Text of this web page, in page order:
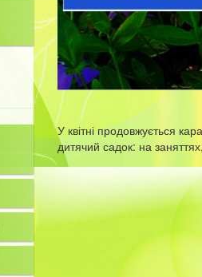
Шановні
У квітні продовжується
дитячий садок: на